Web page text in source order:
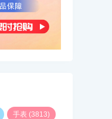
手表 (3813)